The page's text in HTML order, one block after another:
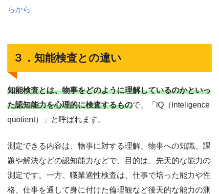
らから
３．知能検査との違い
知能検査とは、物事をどのように理解しているのかといっ
た認知能力を心理的に検査するもので、「IQ（Inteligence
quotient）」と呼ばれます。
測定できる内容は、物事に対する理解、物事への知識、課
題や解決などの認知能力などで、目的は、先天的な能力の
測定です。一方、職業適性検査は、仕事で培った能力や性
格、仕事を通して身に付けた倫理観など後天的な能力の測